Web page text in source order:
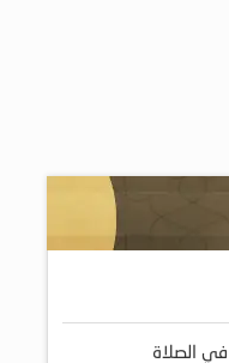
الصلاة